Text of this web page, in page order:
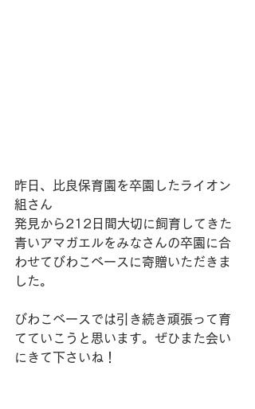
昨日、比良保育園を卒園したライオン
組さん
発見から212日間大切に飼育してきた
青いアマガエルをみなさんの卒園に合
わせてびわこベースに寄贈いただきま
した。
びわこベースでは引き続き頑張って育
てていこうと思います。ぜひまた会い
にきて下さいね！